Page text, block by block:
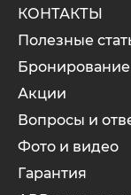
КОНТАКТЫ
Полезные
Бронирование
Акции
Вопросы и
Фото и видео
Гарантия